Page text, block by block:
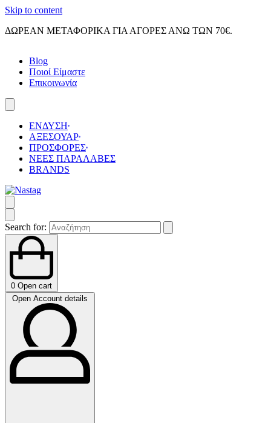
Skip to content
ΔΩΡΕΑΝ ΜΕΤΑΦΟΡΙΚΑ ΓΙΑ ΑΓΟΡΕΣ ΑΝΩ ΤΩΝ 70€.
Blog
Ποιοί Είμαστε
Επικοινωνία
ΕΝΔΥΣΗ
ΑΞΕΣΟΥΑΡ
ΠΡΟΣΦΟΡΕΣ
ΝΕΕΣ ΠΑΡΑΛΑΒΕΣ
BRANDS
Search for:
0 Open cart
Open Account details